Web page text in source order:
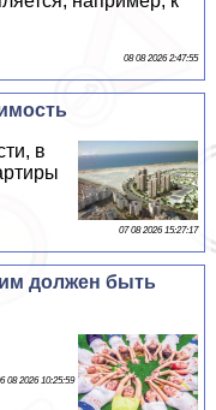
08 08 2026 2:47:55
в
07 08 2026 15:27:17
должен быть
08 2026 10:25:59